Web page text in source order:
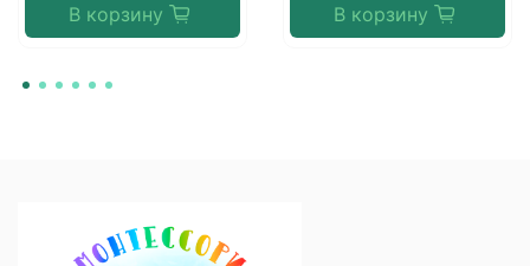
В корзину В корзину